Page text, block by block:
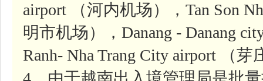
airport （河内机场），Tan Son
明市机场），Danang - Danang
Ranh- Nha Trang City airport （芽